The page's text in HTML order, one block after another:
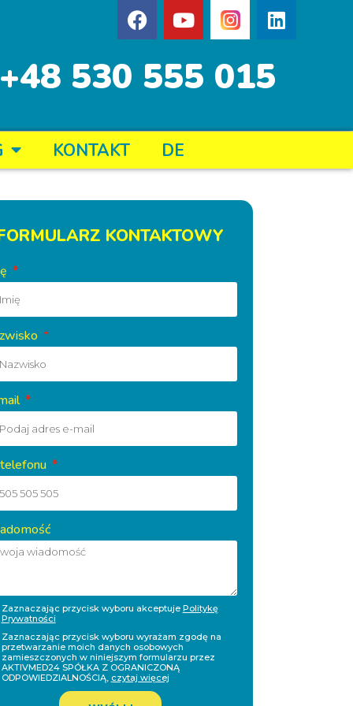
+48 530 555 015
KONTAKT DE
KONTAKTOWY
Zaznaczając przycisk wyboru akceptuje Politykę
Prywatności
Zaznaczając przycisk wyboru wyrażam zgodę na
przetwarzanie moich danych osobowych
zamieszczonych w niniejszym formularzu przez
AKTIVMED24 SPÓŁKA Z OGRANICZONĄ
ODPOWIEDZIALNOŚCIĄ, czytaj więcej